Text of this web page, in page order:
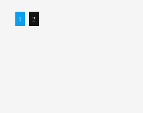
1 2